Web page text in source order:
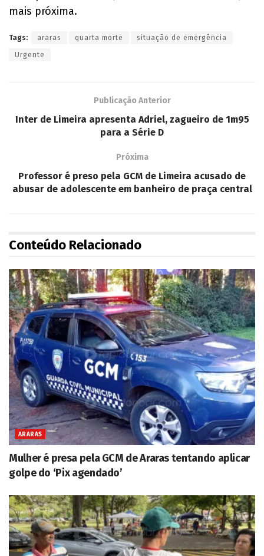
mais próxima.
Tags: araras quarta morte situação de emergência
Urgente
Publicação Anterior
Inter de Limeira apresenta Adriel, zagueiro de 1m95
para a Série D
Próxima
Professor é preso pela GCM de Limeira acusado de
abusar de adolescente em banheiro de praça central
Conteúdo Relacionado
ARARAS
Mulher é presa pela GCM de Araras tentando aplicar
golpe do ‘Pix agendado’